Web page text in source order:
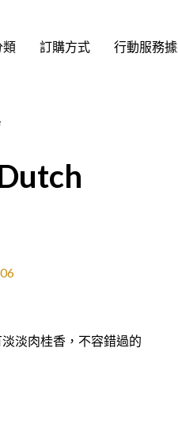
類 訂購方式 行動服務
淡肉桂香，不容錯過的